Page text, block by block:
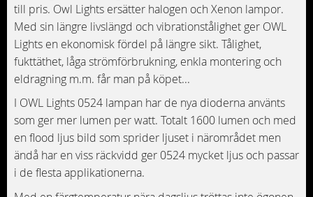
till pris. Owl Lights ersätter halogen och Xenon lampor.
Med sin längre livslängd och vibrationstålighet ger OWL
Lights en ekonomisk fördel på längre sikt. Tålighet,
fukttäthet, låga strömförbrukning, enkla montering och
eldragning m.m. får man på köpet...
I OWL Lights 0524 lampan har de nya dioderna använts
som ger mer lumen per watt. Totalt 1600 lumen och med
en flood ljus bild som sprider ljuset i närområdet men
ändå har en viss räckvidd ger 0524 mycket ljus och passar
i de flesta applikationerna.